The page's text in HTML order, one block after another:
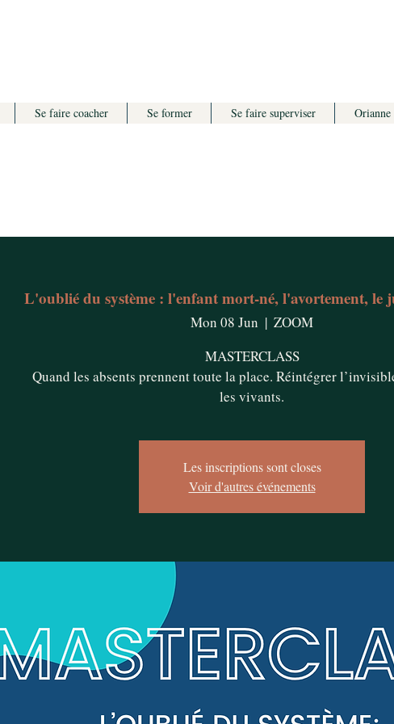
Se faire coacher Se former Se faire superviser Orianne
L'oublié du système : l'enfant mort-né, l'avortement, le
Mon 08 Jun
  |
ZOOM
MASTERCLASS
Quand les absents prennent toute la place. Réintégrer
les vivants.
Les inscriptions sont closes
Voir d'autres événements